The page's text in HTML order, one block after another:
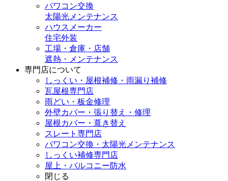
パワコン交換
太陽光メンテナンス
ハウスメーカー
住宅外装
工場・倉庫・店舗
遮熱・メンテナンス
専門店について
しっくい・屋根補修・雨漏り補修
瓦屋根専門店
雨どい・板金修理
外壁カバー・張り替え・修理
屋根カバー・葺き替え
スレート専門店
パワコン交換・太陽光メンテナンス
しっくい補修専門店
屋上・バルコニー防水
閉じる